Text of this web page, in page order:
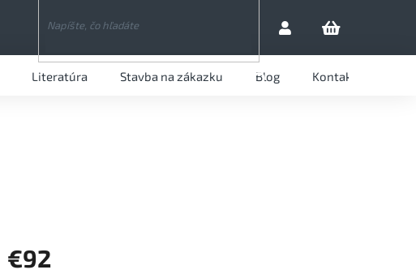
HĽADAŤ
Literatúra Stavba na zákazku Blog Kontaktujte nás
€92